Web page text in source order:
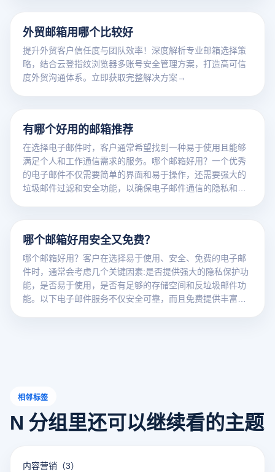
外贸邮箱用哪个比较好
提升外贸客户信任度与团队效率！深度解析专业邮箱选择策
略，结合云登指纹浏览器多账号安全管理方案，打造高可信
度外贸沟通体系。立即获取完整解决方案→
有哪个好用的邮箱推荐
在选择电子邮件时，客户通常希望找到一种易于使用且能够
满足个人和工作通信需求的服务。哪个邮箱好用？一个优秀
的电子邮件不仅需要简单的界面和易于操作，还需要强大的
垃圾邮件过滤和安全功能，以确保电子邮件通信的隐私和安
Outlook：微软的邮箱服务，Office工具的深度集成，适合工
作和日常使用，具有高效的安全性和反垃圾邮件功能。 3.
Zoho Mail：为企业和个人客户提供无广告的邮箱体验，功能
全面，支持团队合作，是一种性价比很高的选择。 4.
ProtonMail：为注重安全的用户提供端到端加密的邮箱服
哪个邮箱好用安全又免费？
哪个邮箱好用？客户在选择易于使用、安全、免费的电子邮
件时，通常会考虑几个关键因素:是否提供强大的隐私保护功
能，是否易于使用，是否有足够的存储空间和反垃圾邮件功
能。以下电子邮件服务不仅安全可靠，而且免费提供丰富的
高效的安全保护和垃圾邮件过滤，适用于Office 工具整合，
并提供基本的安全和隐私保护功能。 在免费提供的基础上，
这些邮箱服务兼具安全性、隐私性和客户体验，满足日常通
相邻标签
N 分组里还可以继续看的主题
内容营销 （3）